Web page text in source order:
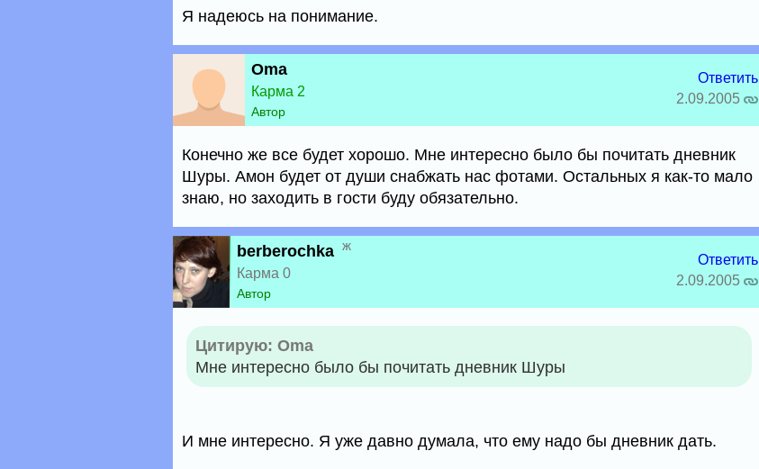
Я надеюсь на понимание.
Oma
Карма 2
Автор
Ответить
2.09.2005
Конечно же все будет хорошо. Мне интересно было бы почитать дневник
Шуры. Амон будет от души снабжать нас фотами. Остальных я как-то мало
знаю, но заходить в гости буду обязательно.
berberochka ж
Карма 0
Автор
Ответить
2.09.2005
Цитирую: Oma
Мне интересно было бы почитать дневник Шуры
И мне интересно. Я уже давно думала, что ему надо бы дневник дать.